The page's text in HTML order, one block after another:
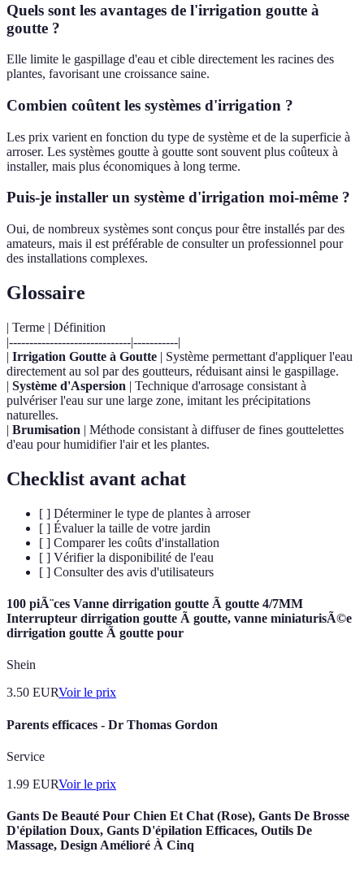
Quels sont les avantages de l'irrigation goutte à
goutte ?
Elle limite le gaspillage d'eau et cible directement les racines des
plantes, favorisant une croissance saine.
Combien coûtent les systèmes d'irrigation ?
Les prix varient en fonction du type de système et de la superficie à
arroser. Les systèmes goutte à goutte sont souvent plus coûteux à
installer, mais plus économiques à long terme.
Puis-je installer un système d'irrigation moi-même ?
Oui, de nombreux systèmes sont conçus pour être installés par des
amateurs, mais il est préférable de consulter un professionnel pour
des installations complexes.
Glossaire
| Terme | Définition
|------------------------------|-----------|
| Irrigation Goutte à Goutte | Système permettant d'appliquer l'eau
directement au sol par des goutteurs, réduisant ainsi le gaspillage.
| Système d'Aspersion | Technique d'arrosage consistant à
pulvériser l'eau sur une large zone, imitant les précipitations
naturelles.
| Brumisation | Méthode consistant à diffuser de fines gouttelettes
d'eau pour humidifier l'air et les plantes.
Checklist avant achat
[ ] Déterminer le type de plantes à arroser
[ ] Évaluer la taille de votre jardin
[ ] Comparer les coûts d'installation
[ ] Vérifier la disponibilité de l'eau
[ ] Consulter des avis d'utilisateurs
100 piÃ¨ces Vanne dirrigation goutte Ã goutte 4/7MM
Interrupteur dirrigation goutte Ã goutte, vanne miniaturisÃ©e
dirrigation goutte Ã goutte pour
Shein
3.50 EURVoir le prix
Parents efficaces - Dr Thomas Gordon
Service
1.99 EURVoir le prix
Gants De Beauté Pour Chien Et Chat (Rose), Gants De Brosse
D'épilation Doux, Gants D'épilation Efficaces, Outils De
Massage, Design Amélioré À Cinq